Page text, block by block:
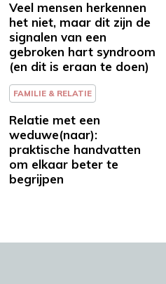
Veel mensen herkennen
het niet, maar dit zijn de
signalen van een
gebroken hart syndroom
(en dit is eraan te doen)
FAMILIE & RELATIE
Relatie met een
weduwe(naar):
praktische handvatten
om elkaar beter te
begrijpen